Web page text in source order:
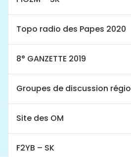
Topo radio des Papes 2020
8° GANZETTE 2019
Groupes de discussion
Site des OM
F2YB – SK